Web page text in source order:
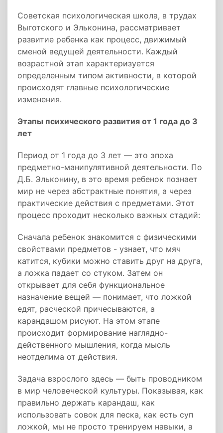
Советская психологическая школа, в трудах
Выготского и Эльконина, рассматривает
развитие ребенка как процесс, движимый
сменой ведущей деятельности. Каждый
возрастной этап характеризуется
определенным типом активности, в которой
происходят главные психологические
изменения.
Этапы психического развития от 1 года до 3
лет
Период от 1 года до 3 лет — это эпоха
предметно-манипулятивной деятельности. По
Д.Б. Эльконину, в это время ребенок познает
мир не через абстрактные понятия, а через
практические действия с предметами. Этот
процесс проходит несколько важных стадий:
Сначала ребенок знакомится с физическими
свойствами предметов - узнает, что мяч
катится, кубики можно ставить друг на друга,
а ложка падает со стуком. Затем он
открывает для себя функциональное
назначение вещей — понимает, что ложкой
едят, расческой причесываются, а
карандашом рисуют. На этом этапе
происходит формирование наглядно-
действенного мышления, когда мысль
неотделима от действия.
Задача взрослого здесь — быть проводником
в мир человеческой культуры. Показывая, как
правильно держать карандаш, как
использовать совок для песка, как есть суп
ложкой, мы не просто тренируем навыки, а